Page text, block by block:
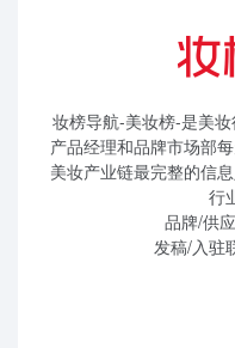
妆榜导航-美妆榜-是美
产品经理和品牌市场部
美妆产业链最完整的信
行
品牌/供
发稿/入驻